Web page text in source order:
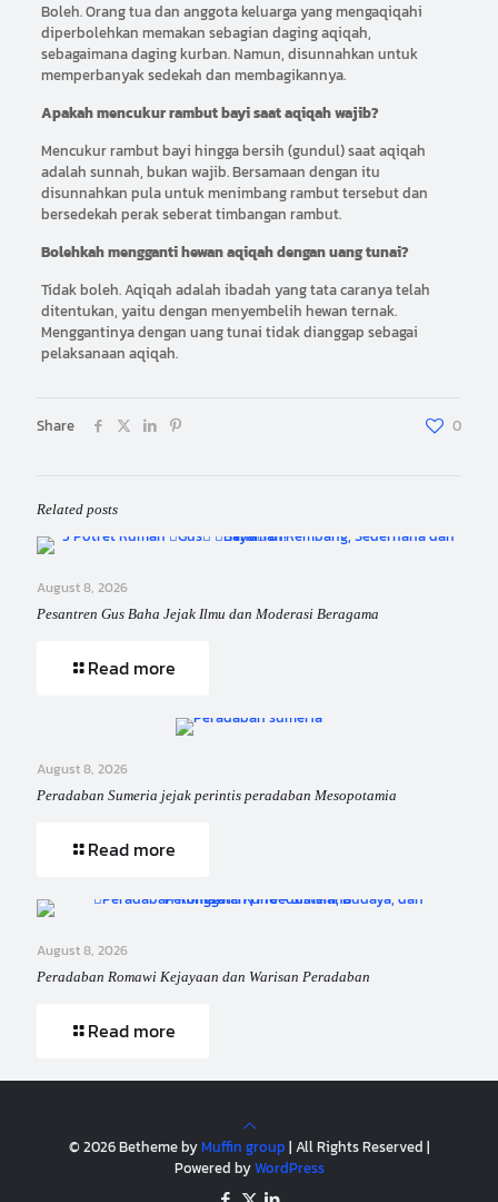
Boleh. Orang tua dan anggota keluarga yang mengaqiqahi
diperbolehkan memakan sebagian daging aqiqah,
sebagaimana daging kurban. Namun, disunnahkan untuk
memperbanyak sedekah dan membagikannya.
Apakah mencukur rambut bayi saat aqiqah wajib?
Mencukur rambut bayi hingga bersih (gundul) saat aqiqah
adalah sunnah, bukan wajib. Bersamaan dengan itu
disunnahkan pula untuk menimbang rambut tersebut dan
bersedekah perak seberat timbangan rambut.
Bolehkah mengganti hewan aqiqah dengan uang tunai?
Tidak boleh. Aqiqah adalah ibadah yang tata caranya telah
ditentukan, yaitu dengan menyembelih hewan ternak.
Menggantinya dengan uang tunai tidak dianggap sebagai
pelaksanaan aqiqah.
Share 0
Related posts
August 8, 2026
Pesantren Gus Baha Jejak Ilmu dan Moderasi Beragama
Read more
August 8, 2026
Peradaban Sumeria jejak perintis peradaban Mesopotamia
Read more
August 8, 2026
Peradaban Romawi Kejayaan dan Warisan Peradaban
Read more
© 2026 Betheme byMuffin group | All Rights Reserved |
Powered byWordPress